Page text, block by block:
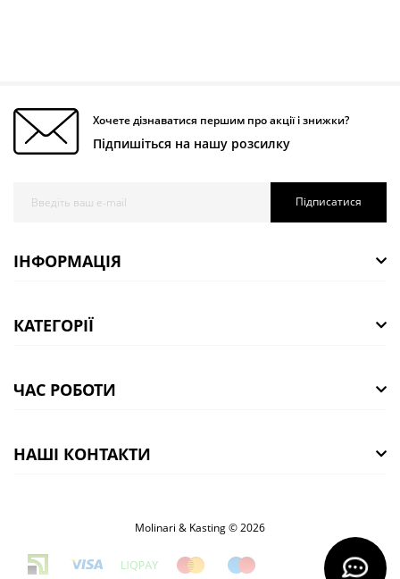
Хочете дізнаватися першим про акції і знижки?
Підпишіться на нашу розсилку
Підписатися
ІНФОРМАЦІЯ
КАТЕГОРІЇ
ЧАС РОБОТИ
НАШІ КОНТАКТИ
Molinari & Kasting © 2026